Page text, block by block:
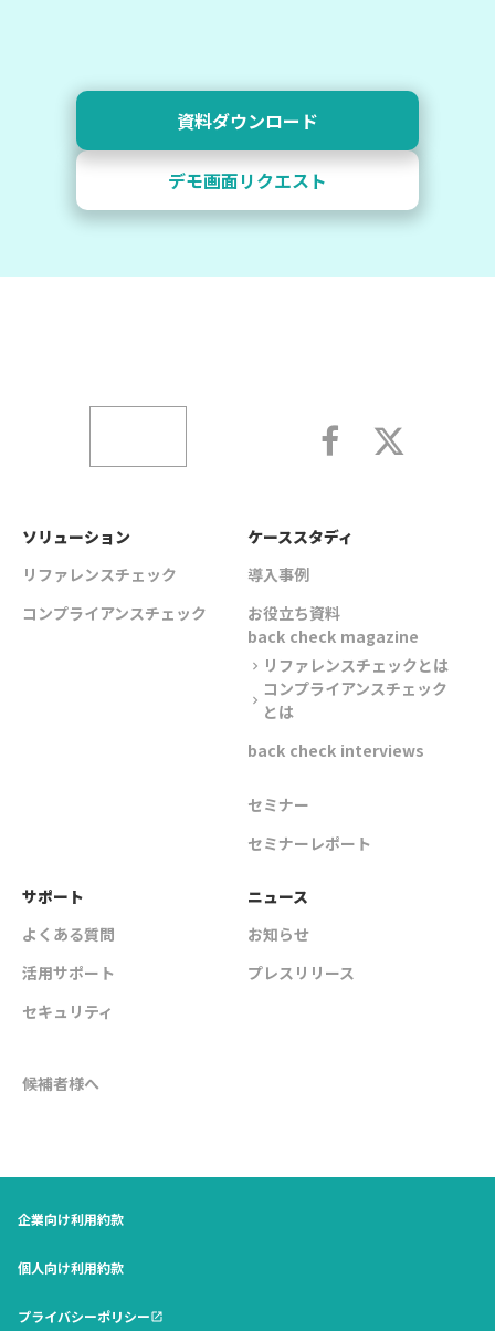
デモ画面リクエスト
資料ダウンロード
ソリューション
リファレンスチェック
コンプライアンスチェック
ケーススタディ
導入事例
お役立ち資料
back check magazine
chevron_right リファレンスチェックとは
chevron_right
コンプライアンスチェック
とは
back check interviews
セミナー
セミナーレポート
サポート
よくある質問
活用サポート
セキュリティ
ニュース
お知らせ
プレスリリース
候補者様へ
企業向け利用約款
個人向け利用約款
プライバシーポリシー open_in_new